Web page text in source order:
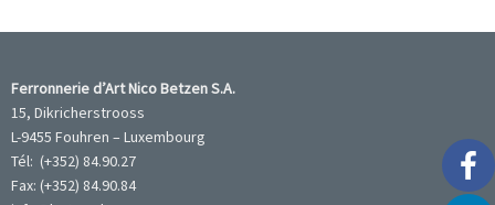
Ferronnerie d’Art Nico Betzen S.A.
15, Dikricherstrooss
L-9455 Fouhren – Luxembourg
Tél: (+352) 84.90.27
Fax: (+352) 84.90.84